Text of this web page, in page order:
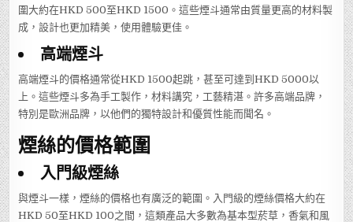
圍大約在HKD 500至HKD 1500。這些煙斗通常由質量更高的材料製
成，設計也更加精美，使用體驗更佳。
高端煙斗
高端煙斗的價格通常從HKD 1500起跳，甚至可達到HKD 5000以
上。這些煙斗多為手工製作，材料講究，工藝精湛。許多高端品牌，
特別是歐洲品牌，以他們的獨特設計和優質性能而聞名。
煙絲的價格範圍
入門級煙絲
與煙斗一樣，煙絲的價格也有廣泛的範圍。入門級的煙絲價格大約在
HKD 50至HKD 100之間，這類產品大多數為基本型菸草，香氣和風